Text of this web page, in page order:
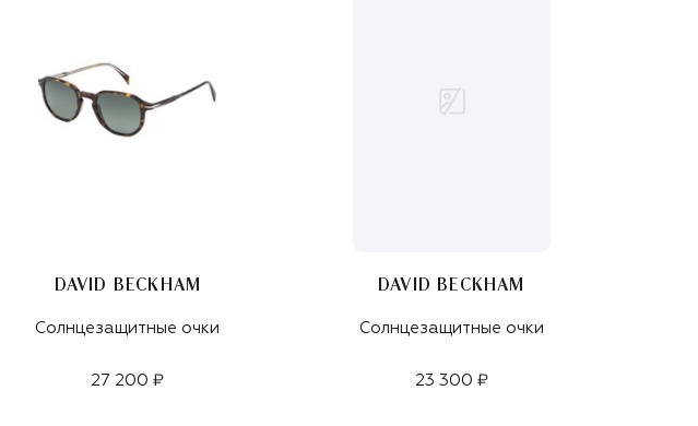
DAVID BECKHAM
Солнцезащитные очки
27 200 ₽
DAVID BECKHAM
Солнцезащитные очки
23 300 ₽